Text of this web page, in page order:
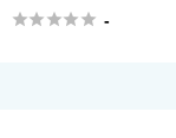
 -